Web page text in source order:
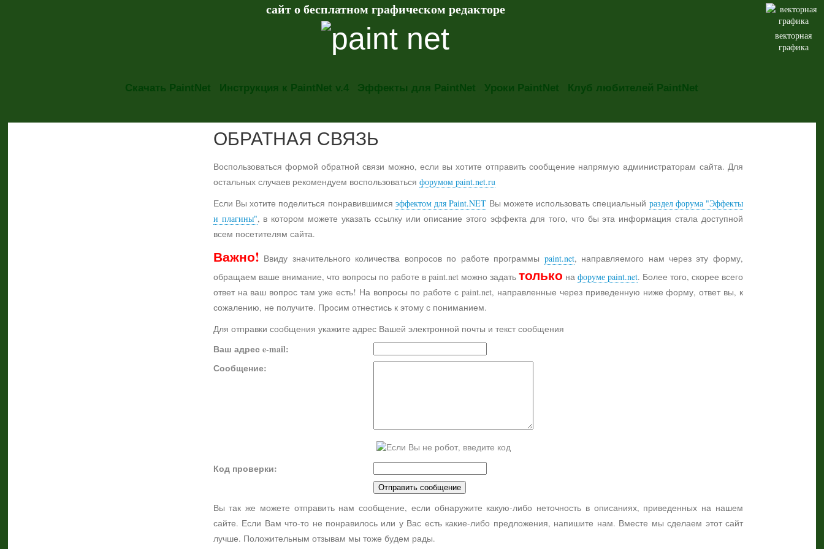
векторная
графика
сайт о бесплатном графическом редакторе
Скачать PaintNet Инструкция к PaintNet v.4 Эффекты для PaintNet Уроки PaintNet Клуб любителей PaintNet
ОБРАТНАЯ СВЯЗЬ
Воспользоваться формой обратной связи можно, если вы хотите отправить сообщение напрямую администраторам сайта. Для
остальных случаев рекомендуем воспользоваться форумом paint.net.ru
Если Вы хотите поделиться понравившимся эффектом для Paint.NET Вы можете использовать специальный раздел форума "Эффекты
и плагины", в котором можете указать ссылку или описание этого эффекта для того, что бы эта информация стала доступной
всем посетителям сайта.
Важно! Ввиду значительного количества вопросов по работе программы paint.net, направляемого нам через эту форму,
обращаем ваше внимание, что вопросы по работе в paint.net можно задать только на форуме paint.net. Более того, скорее всего
ответ на ваш вопрос там уже есть! На вопросы по работе с paint.net, направленные через приведенную ниже форму, ответ вы, к
сожалению, не получите. Просим отнестись к этому с пониманием.
Для отправки сообщения укажите адрес Вашей электронной почты и текст сообщения
Ваш адрес e-mail:
Сообщение:
Код проверки:
Вы так же можете отправить нам сообщение, если обнаружите какую-либо неточность в описаниях, приведенных на нашем
сайте. Если Вам что-то не понравилось или у Вас есть какие-либо предложения, напишите нам. Вместе мы сделаем этот сайт
лучше. Положительным отзывам мы тоже будем рады.